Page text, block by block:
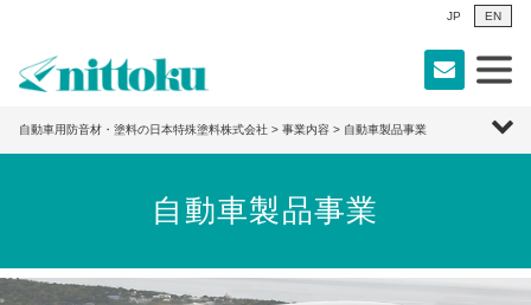
JP EN
自動車用防音材・塗料の日本特殊塗料株式会社 > 事業内容 > 自動車製品事業
自動車製品事業